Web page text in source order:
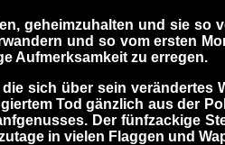
geheimzuhalten und sie so
und so vom ersten
Aufmerksamkeit zu erregen.
sich über sein verändertes
Tod gänzlich aus der
Der fünfzackige
in vielen Flaggen und